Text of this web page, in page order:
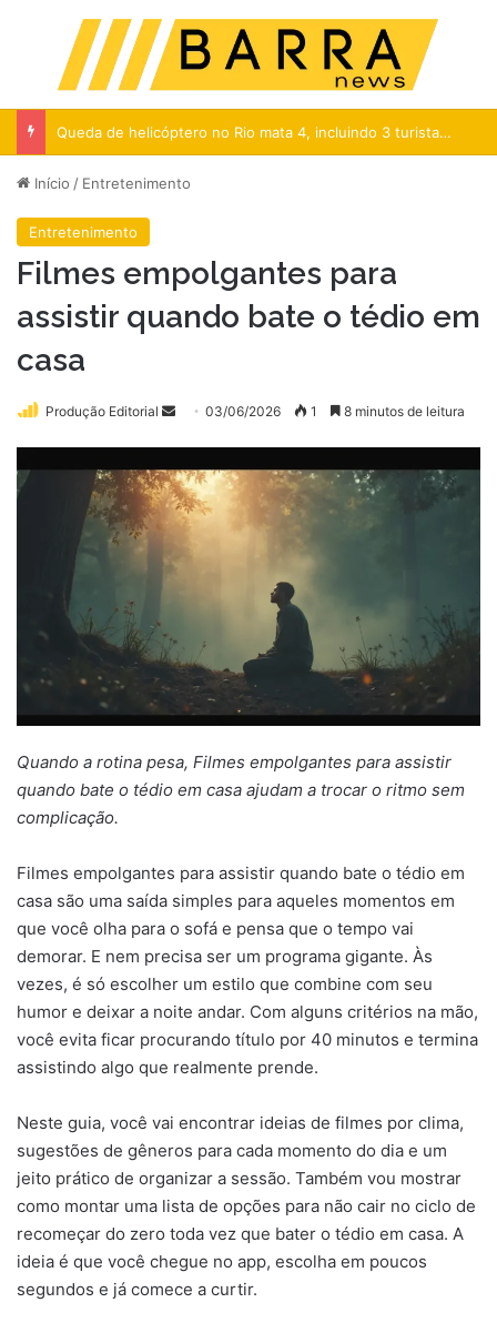
Menu
Queda de helicóptero no Rio mata 4, incluindo 3 turistas colombianas
Início / Entretenimento
Entretenimento
Filmes empolgantes para
assistir quando bate o tédio em
casa
Produção Editorial
Mande
mail
03/06/2026 1 8 minutos de leitura
Quando a rotina pesa, Filmes empolgantes para assistir
quando bate o tédio em casa ajudam a trocar o ritmo sem
complicação.
Filmes empolgantes para assistir quando bate o tédio em
casa são uma saída simples para aqueles momentos em
que você olha para o sofá e pensa que o tempo vai
demorar. E nem precisa ser um programa gigante. Às
vezes, é só escolher um estilo que combine com seu
humor e deixar a noite andar. Com alguns critérios na mão,
você evita ficar procurando título por 40 minutos e termina
assistindo algo que realmente prende.
Neste guia, você vai encontrar ideias de filmes por clima,
sugestões de gêneros para cada momento do dia e um
jeito prático de organizar a sessão. Também vou mostrar
como montar uma lista de opções para não cair no ciclo de
recomeçar do zero toda vez que bater o tédio em casa. A
ideia é que você chegue no app, escolha em poucos
segundos e já comece a curtir.